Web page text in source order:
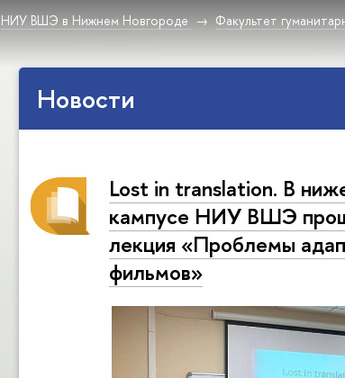
НИУ ВШЭ в Нижнем Новгороде Факультет
Новости
Lost in translation. В
кампусе НИУ ВШЭ
лекция «Проблемы
фильмов»